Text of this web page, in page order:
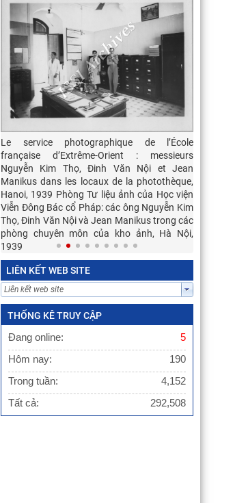
Le service photographique de l’École
française d’Extrême-Orient : messieurs
Nguyễn Kim Thọ, Đinh Văn Nội et Jean
Manikus dans les locaux de la photothèque,
Hanoi, 1939 Phòng Tư liệu ảnh của Học viện
Viễn Đông Bác cổ Pháp: các ông Nguyễn Kim
Thọ, Đinh Văn Nội và Jean Manikus trong các
phòng chuyên môn của kho ảnh, Hà Nội,
1939
LIÊN KẾT WEB SITE
THỐNG KÊ TRUY CẬP
Đang online:
5
Hôm nay:
190
Trong tuần:
4,152
Tất cả:
292,508